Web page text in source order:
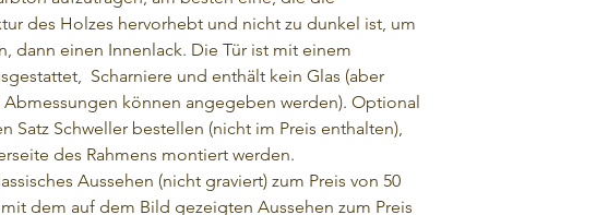
des Holzes hervorhebt und nicht zu dunkel ist, um
dann einen Innenlack. Die Tür ist mit einem
Scharniere und enthält kein Glas (aber
können angegeben werden). Optional
Satz Schweller bestellen (nicht im Preis enthalten),
des Rahmens montiert werden.
Aussehen (nicht graviert) zum Preis von 50
dem auf dem Bild gezeigten Aussehen zum Preis